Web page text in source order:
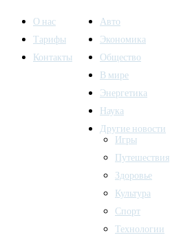
О нас
Тарифы
Контакты
Авто
Экономика
Общество
В мире
Энергетика
Наука
Другие новости
Игры
Путешествия
Здоровье
Культура
Спорт
Технологии